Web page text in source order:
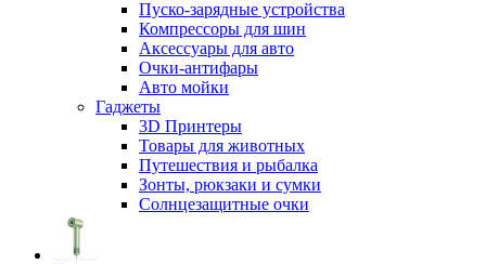
Пуско-зарядные устройства
Компрессоры для шин
Аксессуары для авто
Очки-антифары
Авто мойки
Гаджеты
3D Принтеры
Товары для животных
Путешествия и рыбалка
Зонты, рюкзаки и сумки
Солнцезащитные очки